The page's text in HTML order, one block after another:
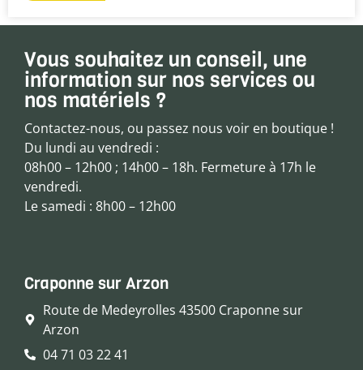
Vous souhaitez un conseil, une
information sur nos services ou
nos matériels ?
Contactez-nous, ou passez nous voir en boutique !
Du lundi au vendredi :
08h00 – 12h00 ; 14h00 – 18h. Fermeture à 17h le
vendredi.
Le samedi : 8h00 – 12h00
Craponne sur Arzon
Route de Medeyrolles 43500 Craponne sur
Arzon
04 71 03 22 41